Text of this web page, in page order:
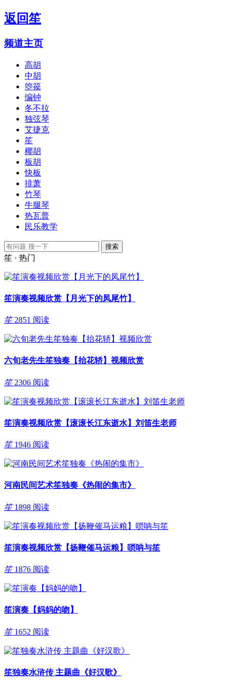
返回笙
频道主页
高胡
中胡
箜篌
编钟
冬不拉
独弦琴
艾捷克
笙
椰胡
板胡
快板
排萧
竹琴
牛腿琴
热瓦普
民乐教学
笙 · 热门
笙演奏视频欣赏【月光下的凤尾竹】
笙 2851 阅读
六旬老先生笙独奏【抬花轿】视频欣赏
笙 2306 阅读
笙演奏视频欣赏【滚滚长江东逝水】刘笛生老师
笙 1946 阅读
河南民间艺术笙独奏《热闹的集市》
笙 1898 阅读
笙演奏视频欣赏【扬鞭催马运粮】唢呐与笙
笙 1876 阅读
笙演奏【妈妈的吻】
笙 1652 阅读
笙独奏水浒传 主题曲《好汉歌》